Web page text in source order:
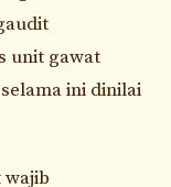
unit gawat
ini dinilai
wajib